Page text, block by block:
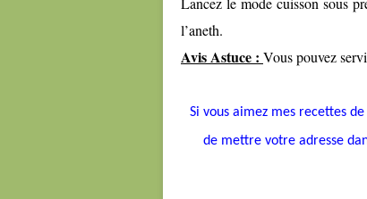
l’aneth.
Avis Astuce : Vous pouvez
Si vous aimez mes recettes
de mettre votre adresse